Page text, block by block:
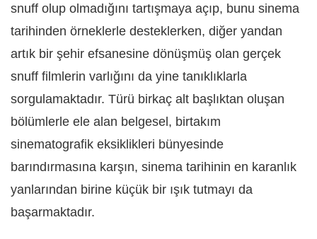
snuff olup olmadığını tartışmaya açıp, bunu sinema
tarihinden örneklerle desteklerken, diğer yandan
artık bir şehir efsanesine dönüşmüş olan gerçek
snuff filmlerin varlığını da yine tanıklıklarla
sorgulamaktadır. Türü birkaç alt başlıktan oluşan
bölümlerle ele alan belgesel, birtakım
sinematografik eksiklikleri bünyesinde
barındırmasına karşın, sinema tarihinin en karanlık
yanlarından birine küçük bir ışık tutmayı da
başarmaktadır.